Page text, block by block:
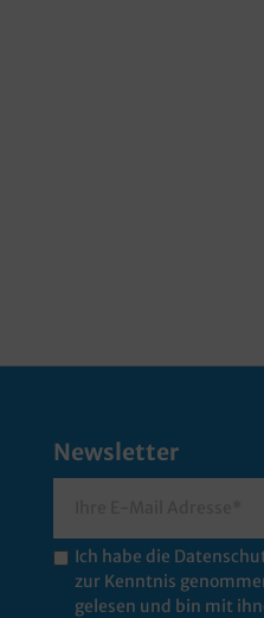
Newsletter
Ich habe die
zur Kenntnis
gelesen und bin mit